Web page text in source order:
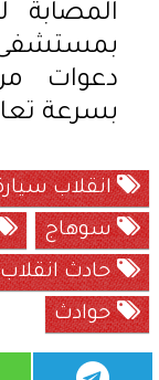
المصابة
بمستشفى
دعوات
بسرعة
انقلاب
سوهاج
حادث
حوادث